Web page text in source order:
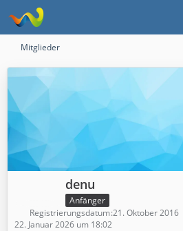
Mitglieder
denu
Anfänger
Registrierungsdatum 21. Oktober 2016
22. Januar 2026 um 18:02